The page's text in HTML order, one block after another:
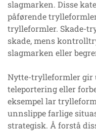
slagmarken. Disse
påførende
trylleformler. Skade-
skade, mens
slagmarken eller
Nytte-trylleformler gir
teleportering eller
eksempel lar
unnslippe farlige
strategisk. Å forstå